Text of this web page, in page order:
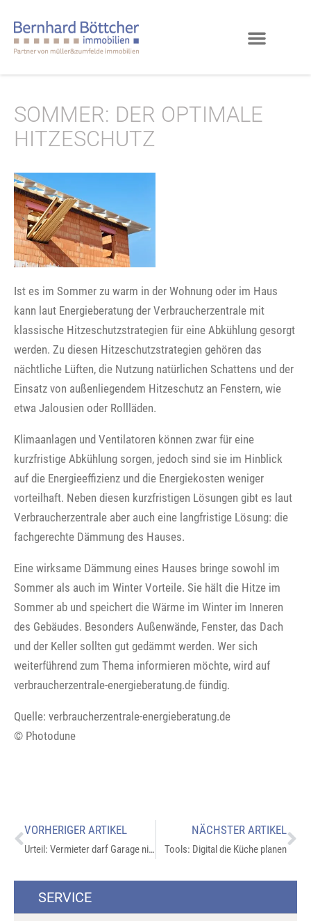
SOMMER: DER OPTIMALE
HITZESCHUTZ
Ist es im Sommer zu warm in der Wohnung oder im Haus
kann laut Energieberatung der Verbraucherzentrale mit
klassische Hitzeschutzstrategien für eine Abkühlung gesorgt
werden. Zu diesen Hitzeschutzstrategien gehören das
nächtliche Lüften, die Nutzung natürlichen Schattens und der
Einsatz von außenliegendem Hitzeschutz an Fenstern, wie
etwa Jalousien oder Rollläden.
Klimaanlagen und Ventilatoren können zwar für eine
kurzfristige Abkühlung sorgen, jedoch sind sie im Hinblick
auf die Energieeffizienz und die Energiekosten weniger
vorteilhaft. Neben diesen kurzfristigen Lösungen gibt es laut
Verbraucherzentrale aber auch eine langfristige Lösung: die
fachgerechte Dämmung des Hauses.
Eine wirksame Dämmung eines Hauses bringe sowohl im
Sommer als auch im Winter Vorteile. Sie hält die Hitze im
Sommer ab und speichert die Wärme im Winter im Inneren
des Gebäudes. Besonders Außenwände, Fenster, das Dach
und der Keller sollten gut gedämmt werden. Wer sich
weiterführend zum Thema informieren möchte, wird auf
verbraucherzentrale-energieberatung.de fündig.
Quelle: verbraucherzentrale-energieberatung.de
© Photodune
VORHERIGER ARTIKEL
Urteil: Vermieter darf Garage nicht separat kündigen
NÄCHSTER ARTIKEL
Tools: Digital die Küche planen
SERVICE